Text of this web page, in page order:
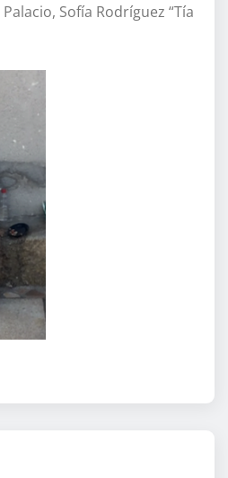
Sofía Rodríguez “Tía